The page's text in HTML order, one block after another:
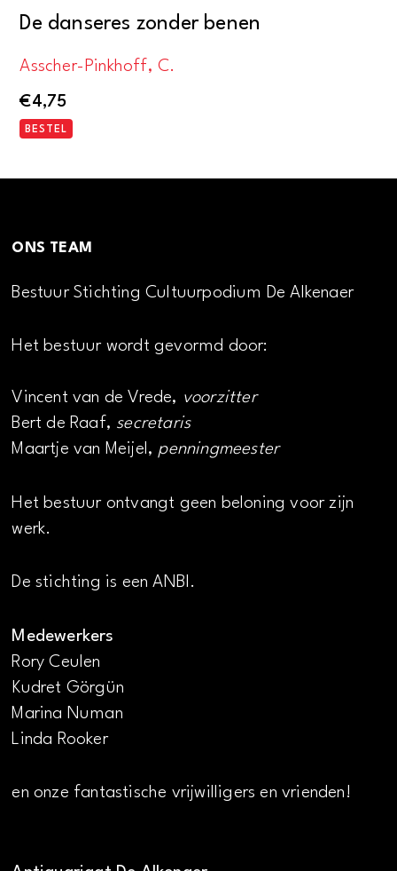
De danseres zonder benen
Asscher-Pinkhoff, C.
€4,75
BESTEL
ONS TEAM
Bestuur Stichting Cultuurpodium De Alkenaer
Het bestuur wordt gevormd door:
Vincent van de Vrede, voorzitter
Bert de Raaf, secretaris
Maartje van Meijel, penningmeester
Het bestuur ontvangt geen beloning voor zijn
werk.
De stichting is een ANBI.
Medewerkers
Rory Ceulen
Kudret Görgün
Marina Numan
Linda Rooker
en onze fantastische vrijwilligers en vrienden!